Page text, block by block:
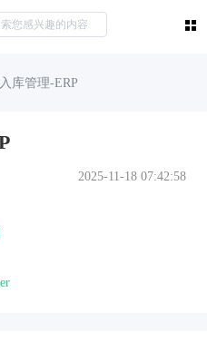
库管理-ERP
2025-11-18 07:42:58